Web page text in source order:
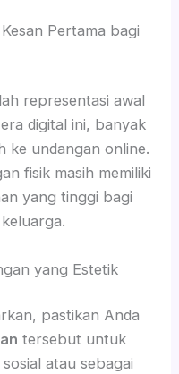
Pertama bagi
representasi awal
digital ini, banyak
ke undangan online.
fisik masih memiliki
yang tinggi bagi
yang Estetik
pastikan Anda
tersebut untuk
atau sebagai